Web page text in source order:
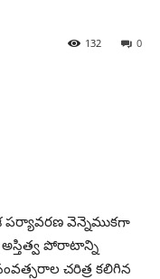
0
132
పర్యావరణ వెన్నెముకగా
అస్తిత్వ పోరాటాన్ని
చరిత్ర కలిగిన